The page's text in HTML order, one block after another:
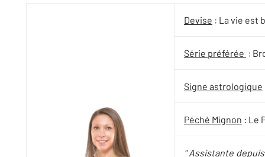
Devise : La vie est
Série préférée :
Signe astrologique
Péché Mignon : Le
" Assistante